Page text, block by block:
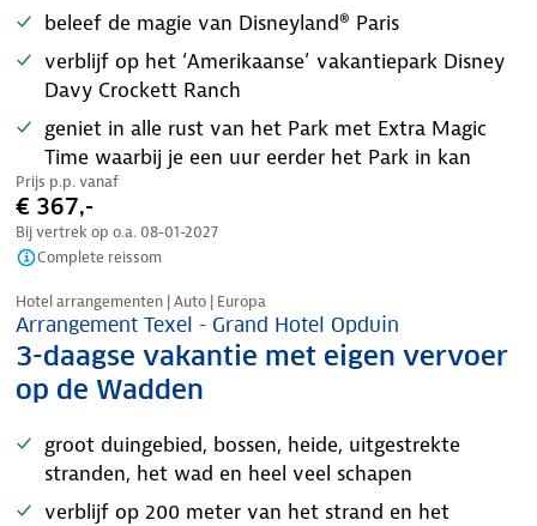
beleef de magie van Disneyland® Paris
verblijf op het ‘Amerikaanse’ vakantiepark Disney
Davy Crockett Ranch
geniet in alle rust van het Park met Extra Magic
Time waarbij je een uur eerder het Park in kan
Prijs p.p. vanaf
€ 367,-
Bij vertrek op o.a. 08-01-2027
Complete reissom
Nazomer korting
Hotel arrangementen | Auto | Europa
Arrangement Texel - Grand Hotel Opduin
3-daagse vakantie met eigen vervoer
op de Wadden
groot duingebied, bossen, heide, uitgestrekte
stranden, het wad en heel veel schapen
verblijf op 200 meter van het strand en het